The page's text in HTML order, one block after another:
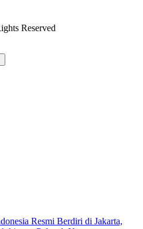
Reserved
Resmi Berdiri di Jakarta,